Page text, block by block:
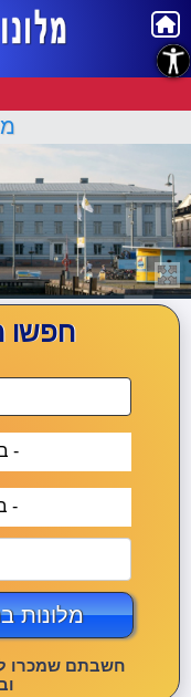
חפשו
- בחר תאריך יציאה -
- בחר תאריך חזרה -
מלונות
חשבתם שמכרו
נגישות